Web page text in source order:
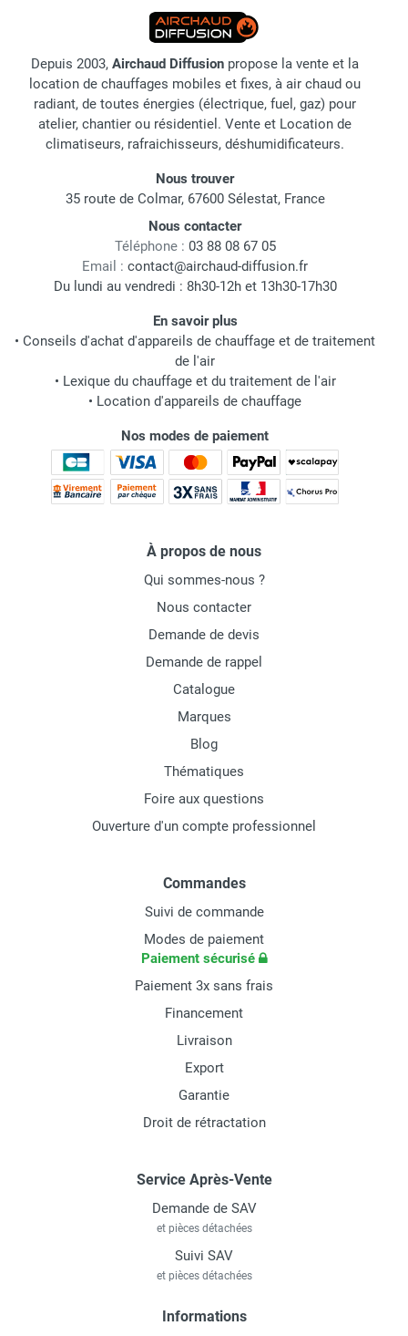
Depuis 2003, Airchaud Diffusion propose la vente et la
location de chauffages mobiles et fixes, à air chaud ou
radiant, de toutes énergies (électrique, fuel, gaz) pour
atelier, chantier ou résidentiel. Vente et Location de
climatiseurs, rafraichisseurs, déshumidificateurs.
Nous trouver
35 route de Colmar, 67600 Sélestat, France
Nous contacter
Téléphone : 03 88 08 67 05
Email : contact@airchaud-diffusion.fr
Du lundi au vendredi : 8h30-12h et 13h30-17h30
En savoir plus
• Conseils d'achat d'appareils de chauffage et de traitement
de l'air
• Lexique du chauffage et du traitement de l'air
• Location d'appareils de chauffage
Nos modes de paiement
À propos de nous
Qui sommes-nous ?
Nous contacter
Demande de devis
Demande de rappel
Catalogue
Marques
Blog
Thématiques
Foire aux questions
Ouverture d'un compte professionnel
Commandes
Suivi de commande
Modes de paiement
Paiement sécurisé
Paiement 3x sans frais
Financement
Livraison
Export
Garantie
Droit de rétractation
Service Après-Vente
Demande de SAV
et pièces détachées
Suivi SAV
et pièces détachées
Informations